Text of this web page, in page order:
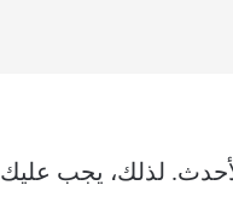
لذلك، يجب عليك